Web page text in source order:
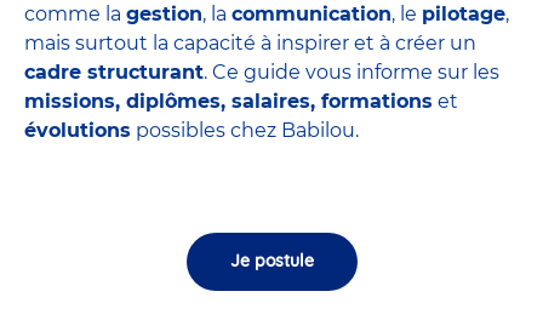
comme la gestion, la communication, le pilotage,
mais surtout la capacité à inspirer et à créer un
cadre structurant. Ce guide vous informe sur les
missions, diplômes, salaires, formations et
évolutions possibles chez Babilou.
Je postule